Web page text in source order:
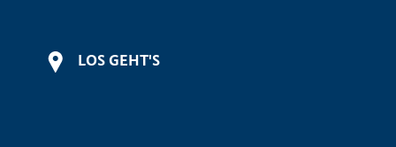
LOS GEHT'S